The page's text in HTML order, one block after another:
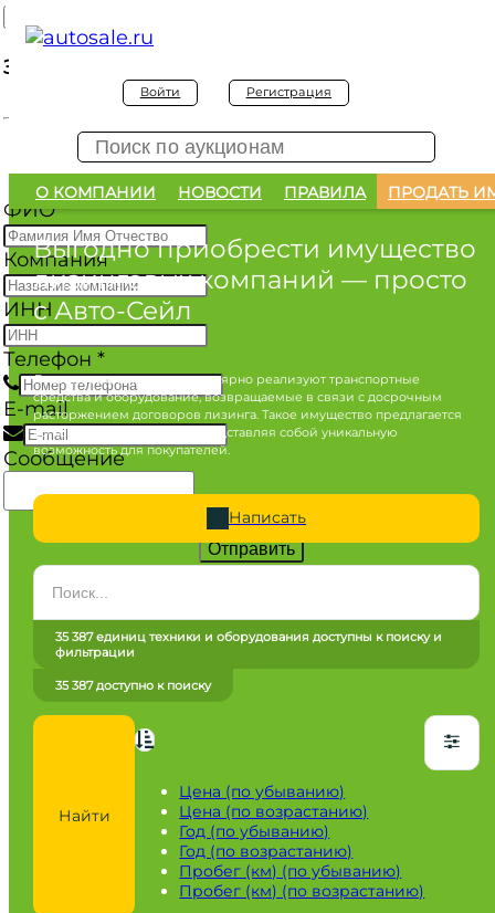
Войти Регистрация
О КОМПАНИИ НОВОСТИ ПРАВИЛА ПРОДАТЬ
Выгодно приобрести имущество
лизинговых компаний — просто
с Авто-Сейл
Лизинговые компании регулярно реализуют транспортные
средства и оборудование, возвращаемые в связи с досрочным
расторжением договоров лизинга. Такое имущество предлагается
по конкурентным ценам, представляя собой уникальную
возможность для покупателей.
Написать
Марка
Все марки
Город / регион
Найти
Цена (по убыванию)
Цена (по возрастанию)
Год (по убыванию)
Год (по возрастанию)
Пробег (км) (по убыванию)
Пробег (км) (по возрастанию)
35 387 единиц техники и оборудования доступны к поиску и
фильтрации
35 387 доступно к поиску
Заявка на покупку
Заявка на покупку изъятого а/м
ФИО*
Компания
ИНН
Телефон *
E-mail
Сообщение
Отправить